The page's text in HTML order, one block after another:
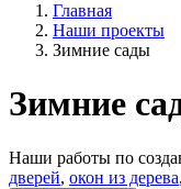
Главная
Наши проекты
Зимние сады
Зимние
Наши работы по
дверей, окон из дерева,